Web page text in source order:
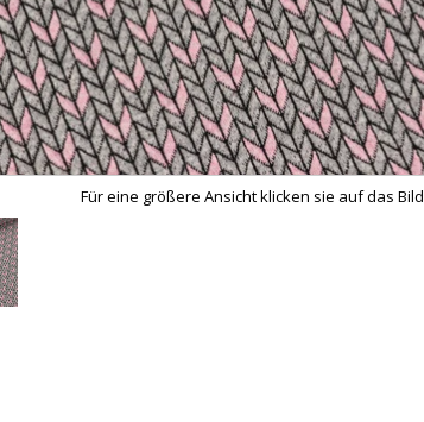
Für eine größere Ansicht klicken sie auf das Bild